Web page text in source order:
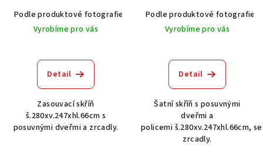
Podle produktové fotografie
Akát vintage BT1551
Dub světlý
Vyrobíme pro vás
Detail
Zasouvací skříň
š.280xv.247xhl.66cm s
posuvnými dveřmi a zrcadly.
Podle produktové fotografie
Vyrobíme pro vás
Detail
Šatní skříň s posuvnými
dveřmi a
policemi š.280xv.247xhl.66cm, se
zrcadly.